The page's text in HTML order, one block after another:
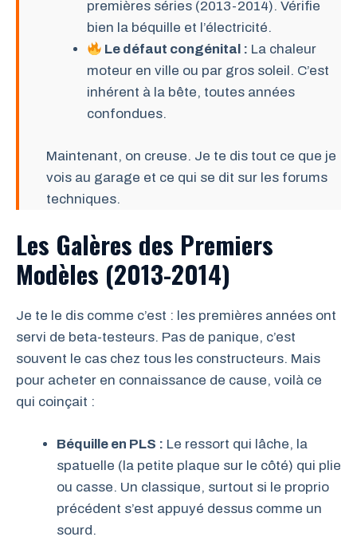
premières séries (2013-2014). Vérifie
bien la béquille et l’électricité.
Le défaut congénital : La chaleur
moteur en ville ou par gros soleil. C’est
inhérent à la bête, toutes années
confondues.
Maintenant, on creuse. Je te dis tout ce que je
vois au garage et ce qui se dit sur les forums
techniques.
Les Galères des Premiers
Modèles (2013-2014)
Je te le dis comme c’est : les premières années ont
servi de beta-testeurs. Pas de panique, c’est
souvent le cas chez tous les constructeurs. Mais
pour acheter en connaissance de cause, voilà ce
qui coinçait :
Béquille en PLS : Le ressort qui lâche, la
spatuelle (la petite plaque sur le côté) qui plie
ou casse. Un classique, surtout si le proprio
précédent s’est appuyé dessus comme un
sourd.